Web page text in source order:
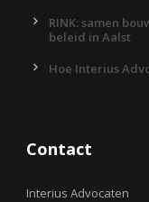
RINK: samen
beleid in Aalst
Hoe Interius
Contact
Interius Advocaten